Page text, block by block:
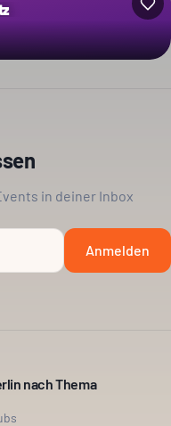
in deiner Inbox
Anmelden
nach Thema